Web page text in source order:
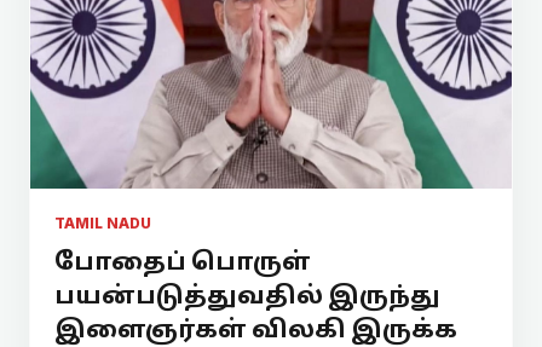
TAMIL NADU
போதைப் பொருள்
பயன்படுத்துவதில் இருந்து
இளைஞர்கள் விலகி இருக்க